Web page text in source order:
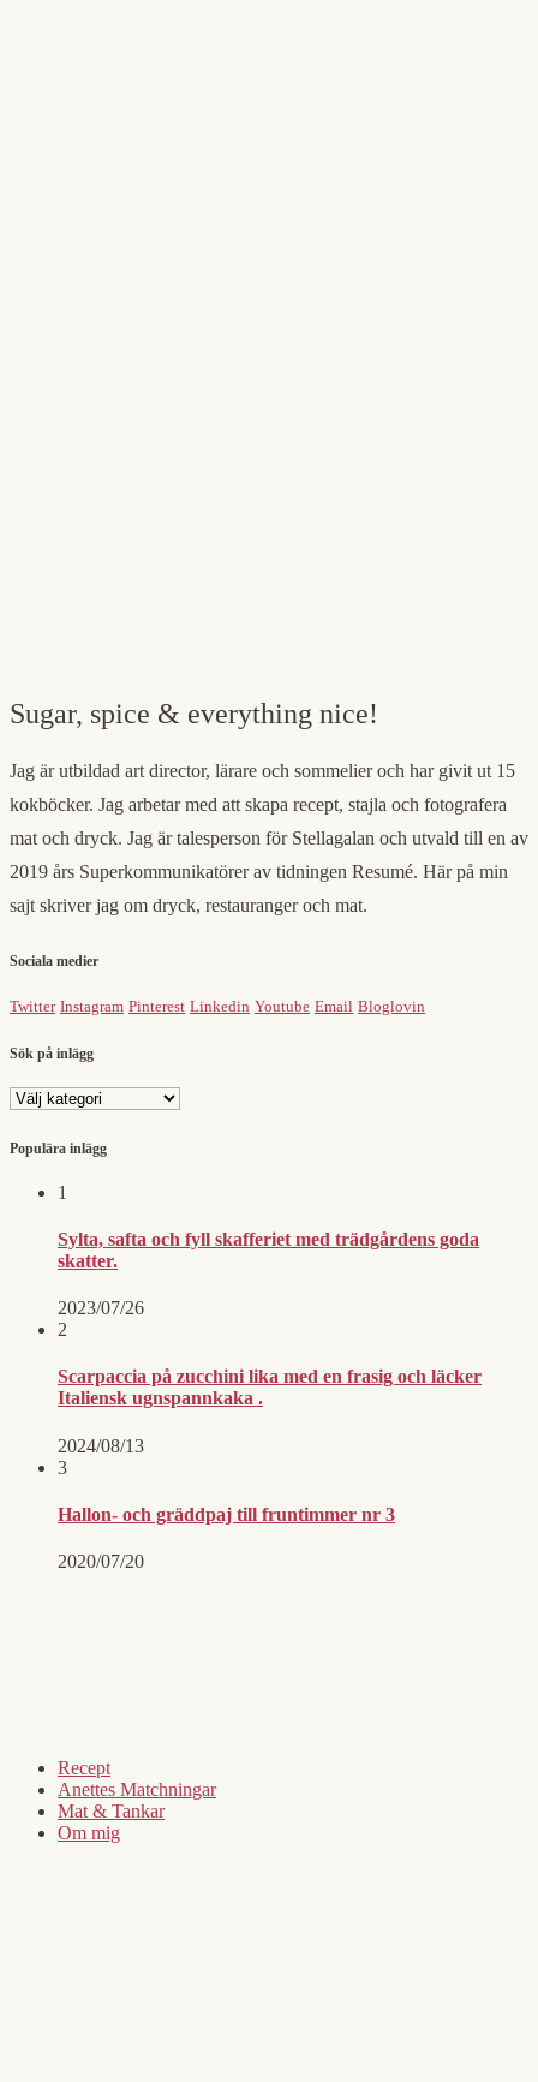
Sugar, spice & everything nice!
Jag är utbildad art director, lärare och sommelier och har givit ut 15
kokböcker. Jag arbetar med att skapa recept, stajla och fotografera
mat och dryck. Jag är talesperson för Stellagalan och utvald till en av
2019 års Superkommunikatörer av tidningen Resumé. Här på min
sajt skriver jag om dryck, restauranger och mat.
Sociala medier
Twitter Instagram Pinterest Linkedin Youtube Email Bloglovin
Sök på inlägg
Sök
inlägg
Populära inlägg
1
Sylta, safta och fyll skafferiet med trädgårdens goda
skatter.
2023/07/26
2
Scarpaccia på zucchini lika med en frasig och läcker
Italiensk ugnspannkaka .
2024/08/13
3
Hallon- och gräddpaj till fruntimmer nr 3
2020/07/20
Recept
Anettes Matchningar
Mat & Tankar
Om mig